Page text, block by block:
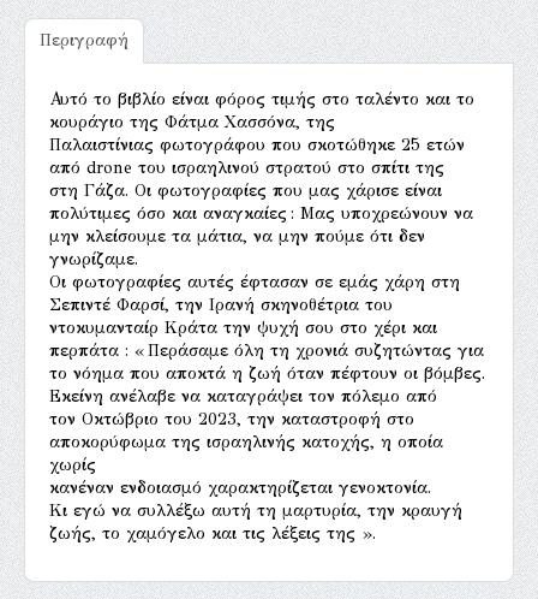
Περιγραφή
Αυτό το βιβλίο είναι φόρος τιμής στο ταλέντο και το
κουράγιο της Φάτμα Χασσόνα, της
Παλαιστίνιας φωτογράφου που σκοτώθηκε 25 ετών
από drone του ισραηλινού στρατού στο σπίτι της
στη Γάζα. Οι φωτογραφίες που μας χάρισε είναι
πολύτιμες όσο και αναγκαίες : Μας υποχρεώνουν να
μην κλείσουμε τα μάτια, να μην πούμε ότι δεν
γνωρίζαμε.
Οι φωτογραφίες αυτές έφτασαν σε εμάς χάρη στη
Σεπιντέ Φαρσί, την Ιρανή σκηνοθέτρια του
ντοκυμανταίρ Κράτα την ψυχή σου στο χέρι και
περπάτα : « Περάσαμε όλη τη χρονιά συζητώντας για
το νόημα που αποκτά η ζωή όταν πέφτουν οι βόμβες.
Εκείνη ανέλαβε να καταγράψει τον πόλεμο από
τον Οκτώβριο του 2023, την καταστροφή στο
αποκορύφωμα της ισραηλινής κατοχής, η οποία
χωρίς
κανέναν ενδοιασμό χαρακτηρίζεται γενοκτονία.
Κι εγώ να συλλέξω αυτή τη μαρτυρία, την κραυγή
ζωής, το χαμόγελο και τις λέξεις της ».